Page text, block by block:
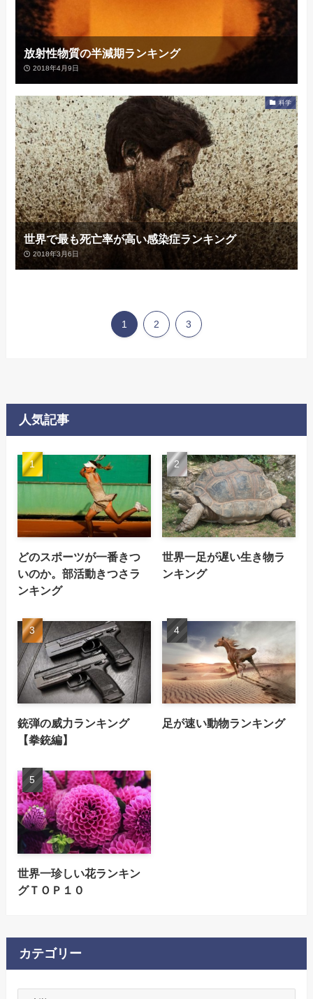
放射性物質の半減期ランキング
2018年4月9日
科学
世界で最も死亡率が高い感染症ランキング
2018年3月6日
1 2 3
人気記事
どのスポーツが一番きつ
いのか。部活動きつさラ
ンキング
世界一足が遅い生き物ラ
ンキング
銃弾の威力ランキング
【拳銃編】
足が速い動物ランキング
世界一珍しい花ランキン
グＴＯＰ１０
カテゴリー